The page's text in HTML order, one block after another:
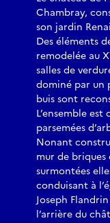
Chambray,
son jardin
Des éléments
remodelée au
salles de
dominé par un
buis sont
L’ensemble
parsemées
Nonant
mur de briques
surmontées
conduisant à
Joseph
l’arrière du